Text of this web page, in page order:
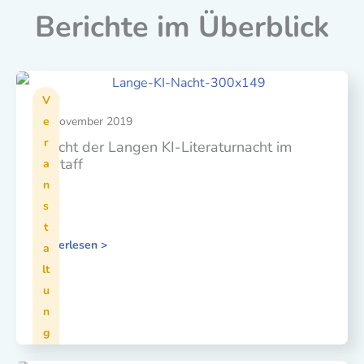
Berichte im Überblick
V
e
r
a
n
s
t
a
lt
u
n
g
11. November 2019
Bericht der Langen KI-Literaturnacht im
Falstaff
Weiterlesen >